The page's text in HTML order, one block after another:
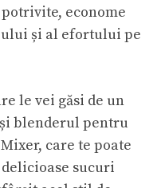
econome
și al efortului pe
le vei găsi de un
blenderul pentru
care te poate
sucuri